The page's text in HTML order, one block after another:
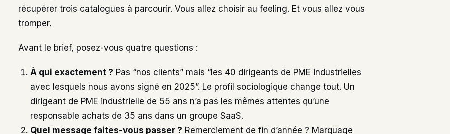
récupérer trois catalogues à parcourir. Vous allez choisir au feeling. Et vous allez vous
tromper.
Avant le brief, posez-vous quatre questions :
À qui exactement ? Pas “nos clients” mais “les 40 dirigeants de PME industrielles
avec lesquels nous avons signé en 2025”. Le profil sociologique change tout. Un
dirigeant de PME industrielle de 55 ans n’a pas les mêmes attentes qu’une
responsable achats de 35 ans dans un groupe SaaS.
Quel message faites-vous passer ? Remerciement de fin d’année ? Marquage